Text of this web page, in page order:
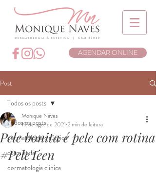
AGENDAR ONLINE
Post
Todos os posts
dermatologia cirúrgica
cosmiatria
dermatologia clínica
Todos os posts
Pele bonita é pele com rotina
#PeleTeen
Monique Naves
19 de ago. de 2021 2 min de leitura